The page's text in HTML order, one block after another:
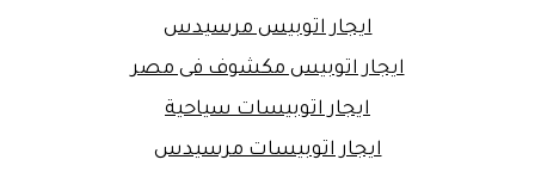
ايجار اتوبيس مرسيدس
ايجار اتوبيس مكشوف فى مصر
ايجار اتوبيسات سياحية
ايجار اتوبيسات مرسيدس